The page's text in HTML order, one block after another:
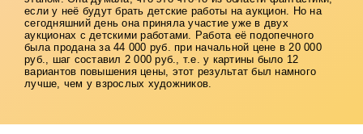
если у неё будут брать детские работы на аукцион. Но на
сегодняшний день она приняла участие уже в двух
аукционах с детскими работами. Работа её подопечного
была продана за 44 000 руб. при начальной цене в 20 000
руб., шаг составил 2 000 руб., т.е. у картины было 12
вариантов повышения цены, этот результат был намного
лучше, чем у взрослых художников.